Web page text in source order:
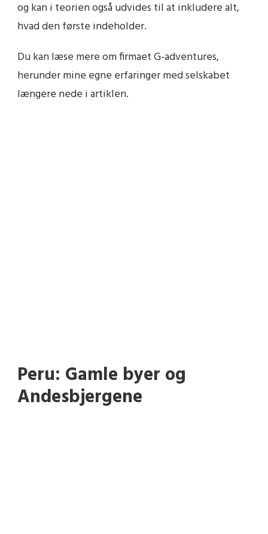
og kan i teorien også udvides til at inkludere alt,
hvad den første indeholder.
Du kan læse mere om firmaet G-adventures,
herunder mine egne erfaringer med selskabet
længere nede i artiklen.
Peru: Gamle byer og
Andesbjergene